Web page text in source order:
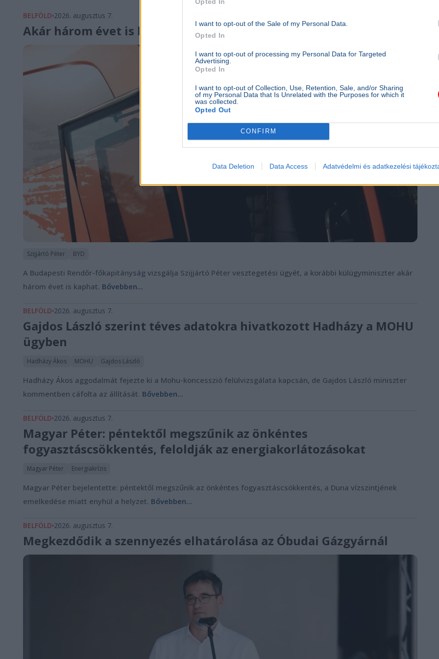
I want to opt-out of the Sale of my Personal Data.
Opted In
I want to opt-out of processing my Personal Data for Targeted
Advertising.
Opted In
I want to opt-out of Collection, Use, Retention, Sale, and/or Sharing
of my Personal Data that Is Unrelated with the Purposes for which it
was collected.
Opted Out
CONFIRM
Data Deletion Data Access Adatvédelmi és adatkezelési
BELFÖLD 2026. augusztus 7.
Akár három évet is kaphat Szijjártó Péter a BYD-ügy miatt
Szijjártó Péter BYD
A Budapesti Rendőr-főkapitányság vizsgálja Szijjártó Péter vesztegetési ügyét, a korábbi külügyminiszter akár
három évet is kaphat. Bővebben...
BELFÖLD 2026. augusztus 7.
Gajdos László szerint téves adatokra hivatkozott Hadházy a MOHU
ügyben
Hadházy Ákos MOHU Gajdos László
Hadházy Ákos aggodalmát fejezte ki a Mohu-koncesszió felülvizsgálata kapcsán, de Gajdos László miniszter
kommentben cáfolta az állítását. Bővebben...
BELFÖLD 2026. augusztus 7.
Magyar Péter: péntektől megszűnik az önkéntes
fogyasztáscsökkentés, feloldják az energiakorlátozásokat
Magyar Péter Energiakrízis
Magyar Péter bejelentette: péntektől megszűnik az önkéntes fogyasztáscsökkentés, a Duna vízszintjének
emelkedése miatt enyhül a helyzet. Bővebben...
BELFÖLD 2026. augusztus 7.
Megkezdődik a szennyezés elhatárolása az Óbudai Gázgyárnál